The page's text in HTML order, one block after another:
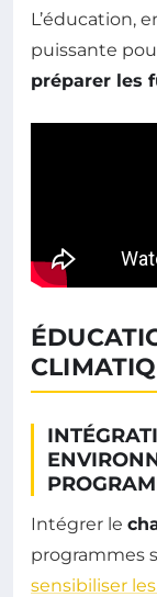
L’éducation,
puissante
préparer les
Intégrer le
programmes
sensibiliser